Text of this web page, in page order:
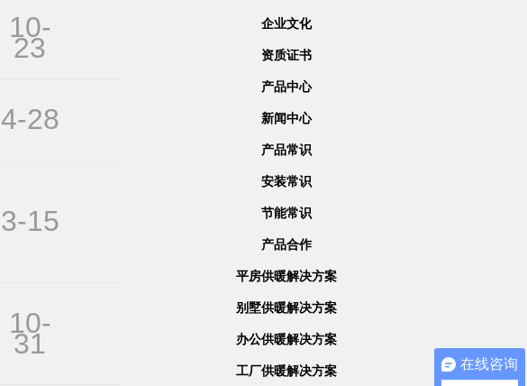
10-
23
4-28
3-15
10-
31
企业文化
资质证书
产品中心
新闻中心
产品常识
安装常识
节能常识
产品合作
平房供暖解决方案
别墅供暖解决方案
办公供暖解决方案
工厂供暖解决方案 在线咨询